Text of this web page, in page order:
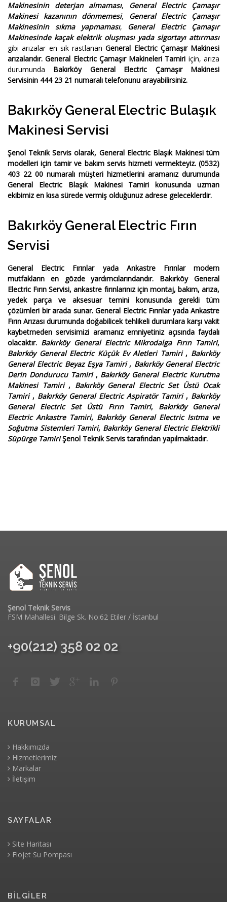
Makinesinin deterjan almaması, General Electric Çamaşır
Makinesi kazanının dönmemesi, General Electric Çamaşır
Makinesinin sıkma yapmaması, General Electric Çamaşır
Makinesinde kaçak elektrik oluşması yada sigortayı attırması
gibi arızalar en sık rastlananGeneral Electric Çamaşır Makinesi
arızalarıdır. General Electric Çamaşır Makineleri Tamiri için, arıza
durumunda Bakırköy General Electric Çamaşır Makinesi
Servisinin 444 23 21 numaralı telefonunu arayabilirsiniz.
Bakırköy General Electric Bulaşık
Makinesi Servisi
Şenol Teknik Servis olarak, General Electric Blaşık Makinesitüm
modelleri için tamir ve bakım servis hizmeti vermekteyiz. (0532)
403 22 00 numaralı müşteri hizmetlerini aramanız durumunda
General Electric Blaşık Makinesi Tamiri konusunda uzman
ekibimiz en kısa sürede vermiş olduğunuz adrese geleceklerdir.
Bakırköy General Electric Fırın
Servisi
General Electric Fırınlar yada Ankastre Fırınlarmodern
mutfakların en gözde yardımcılarındandır. Bakırköy General
Electric Fırın Servisi, ankastre fırınlarınız için montaj, bakım, arıza,
yedek parça ve aksesuar temini konusunda gerekli tüm
çözümleri bir arada sunar. General Electric Fırınlar yada Ankastre
Fırın Arızası durumunda doğabilicek tehlikeli durumlara karşı vakit
kaybetmeden servisimizi aramanız emniyetiniz açısında faydalı
olacaktır. Bakırköy General Electric Mikrodalga Fırın Tamiri,
Bakırköy General Electric Küçük Ev Aletleri Tamiri , Bakırköy
General Electric Beyaz Eşya Tamiri , Bakırköy General Electric
Derin Dondurucu Tamiri , Bakırköy General Electric Kurutma
Makinesi Tamiri , Bakırköy General Electric Set Üstü Ocak
Tamiri , Bakırköy General Electric Aspiratör Tamiri , Bakırköy
General Electric Set Üstü Fırın Tamiri, Bakırköy General
Electric Ankastre Tamiri, Bakırköy General Electric Isıtma ve
Soğutma Sistemleri Tamiri, Bakırköy General Electric Elektrikli
Süpürge TamiriŞenol Teknik Servis tarafından yapılmaktadır.
Şenol Teknik Servis
FSM Mahallesi. Bilge Sk. No:62 Etiler / İstanbul
+90(212) 358 02 02
KURUMSAL
Hakkımızda
Hizmetlerimiz
Markalar
İletişim
SAYFALAR
Site Haritası
Flojet Su Pompası
BİLGİLER